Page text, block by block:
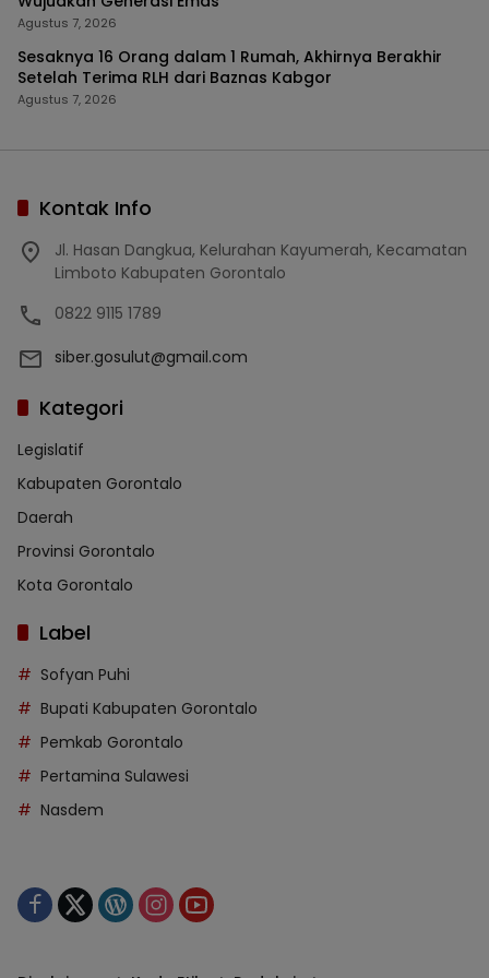
Agustus 7, 2026
Sesaknya 16 Orang dalam 1 Rumah, Akhirnya Berakhir
Setelah Terima RLH dari Baznas Kabgor
Agustus 7, 2026
Kontak Info
Jl. Hasan Dangkua, Kelurahan Kayumerah, Kecamatan
Limboto Kabupaten Gorontalo
0822 9115 1789
siber.gosulut@gmail.com
Kategori
Legislatif
Kabupaten Gorontalo
Daerah
Provinsi Gorontalo
Kota Gorontalo
Label
Sofyan Puhi
Bupati Kabupaten Gorontalo
Pemkab Gorontalo
Pertamina Sulawesi
Nasdem